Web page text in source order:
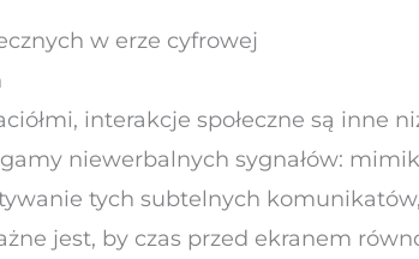
w erze cyfrowej
interakcje społeczne są inne
niewerbalnych sygnałów:
tych subtelnych
jest, by czas przed ekranem